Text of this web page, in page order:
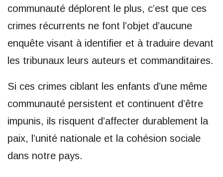
communauté déplorent le plus, c’est que ces
crimes récurrents ne font l’objet d’aucune
enquête visant à identifier et à traduire devant
les tribunaux leurs auteurs et commanditaires.
Si ces crimes ciblant les enfants d’une même
communauté persistent et continuent d’être
impunis, ils risquent d’affecter durablement la
paix, l’unité nationale et la cohésion sociale
dans notre pays.